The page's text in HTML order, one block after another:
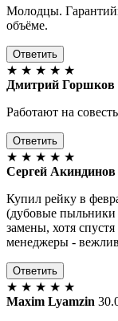
Молодцы.
объёме.
Ответить
★ ★ ★ ★ ★
Дмитрий Горшков
Работают на
Ответить
★ ★ ★ ★ ★
Сергей Акиндинов
Купил рейку в
(дубовые пыльники
замены, хотя
менеджеры -
Ответить
★ ★ ★ ★ ★
Maxim Lyamzin